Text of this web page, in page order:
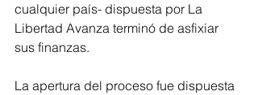
cualquier país- dispuesta por La
Libertad Avanza terminó de asfixiar
sus finanzas.
La apertura del proceso fue dispuesta